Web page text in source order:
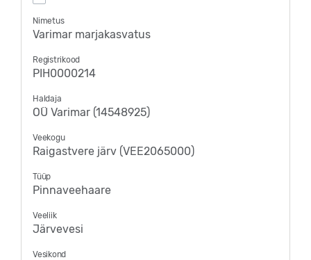
Nimetus
Varimar marjakasvatus
Registrikood
PIH0000214
Haldaja
OÜ Varimar (14548925)
Veekogu
Raigastvere järv (VEE2065000)
Tüüp
Pinnaveehaare
Veeliik
Järvevesi
Vesikond